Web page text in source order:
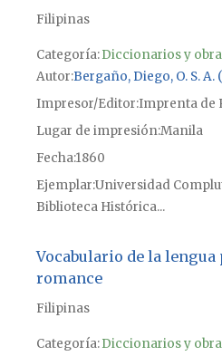
Filipinas
Categoría:Diccionarios y
Autor Bergaño, Diego, O. S. A.
Impresor/Editor Imprenta de
Lugar de impresiónManila
Fecha1860
Ejemplar Universidad
Biblioteca Histórica...
Vocabulario de la lengua
romance
Filipinas
Categoría:Diccionarios y